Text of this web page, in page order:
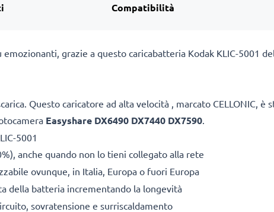
Compatibilità
grazie a questo caricabatteria Kodak KLIC-5001
Questo caricatore ad alta velocità , marcato CELLONIC, è
Easyshare DX6490 DX7440 DX7590
5001
anche quando non lo tieni collegato alla rete
ovunque, in Italia, Europa o fuori Europa
della batteria incrementando la longevità
sovratensione e surriscaldamento